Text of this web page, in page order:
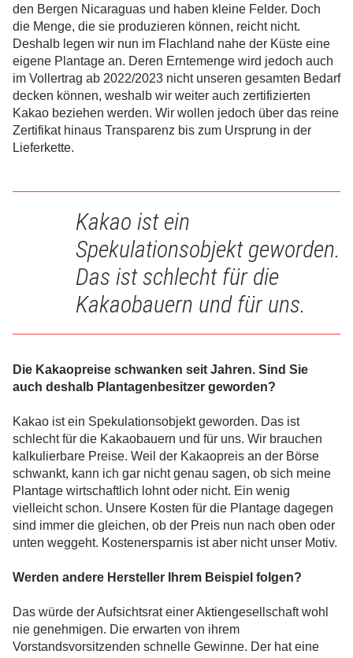
den Bergen Nicaraguas und haben kleine Felder. Doch
die Menge, die sie produzieren können, reicht nicht.
Deshalb legen wir nun im Flachland nahe der Küste eine
eigene Plantage an. Deren Erntemenge wird jedoch auch
im Vollertrag ab 2022/2023 nicht unseren gesamten Bedarf
decken können, weshalb wir weiter auch zertifizierten
Kakao beziehen werden. Wir wollen jedoch über das reine
Zertifikat hinaus Transparenz bis zum Ursprung in der
Lieferkette.
Kakao ist ein
Spekulationsobjekt geworden.
Das ist schlecht für die
Kakaobauern und für uns.
Die Kakaopreise schwanken seit Jahren. Sind Sie
auch deshalb Plantagenbesitzer geworden?
Kakao ist ein Spekulationsobjekt geworden. Das ist
schlecht für die Kakaobauern und für uns. Wir brauchen
kalkulierbare Preise. Weil der Kakaopreis an der Börse
schwankt, kann ich gar nicht genau sagen, ob sich meine
Plantage wirtschaftlich lohnt oder nicht. Ein wenig
vielleicht schon. Unsere Kosten für die Plantage dagegen
sind immer die gleichen, ob der Preis nun nach oben oder
unten weggeht. Kostenersparnis ist aber nicht unser Motiv.
Werden andere Hersteller Ihrem Beispiel folgen?
Das würde der Aufsichtsrat einer Aktiengesellschaft wohl
nie genehmigen. Die erwarten von ihrem
Vorstandsvorsitzenden schnelle Gewinne. Der hat eine